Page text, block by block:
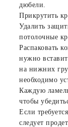
дюбели.
Прикрутить
Удалить
потолочные
Распаковать
нужно
на нижних
необходимо
Каждую
чтобы
Если
следует